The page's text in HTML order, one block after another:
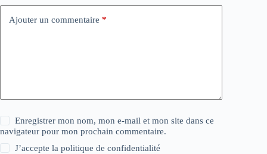
Ajouter un commentaire *
Enregistrer mon nom, mon e-mail et mon site dans ce
navigateur pour mon prochain commentaire.
J’accepte lapolitique de confidentialité